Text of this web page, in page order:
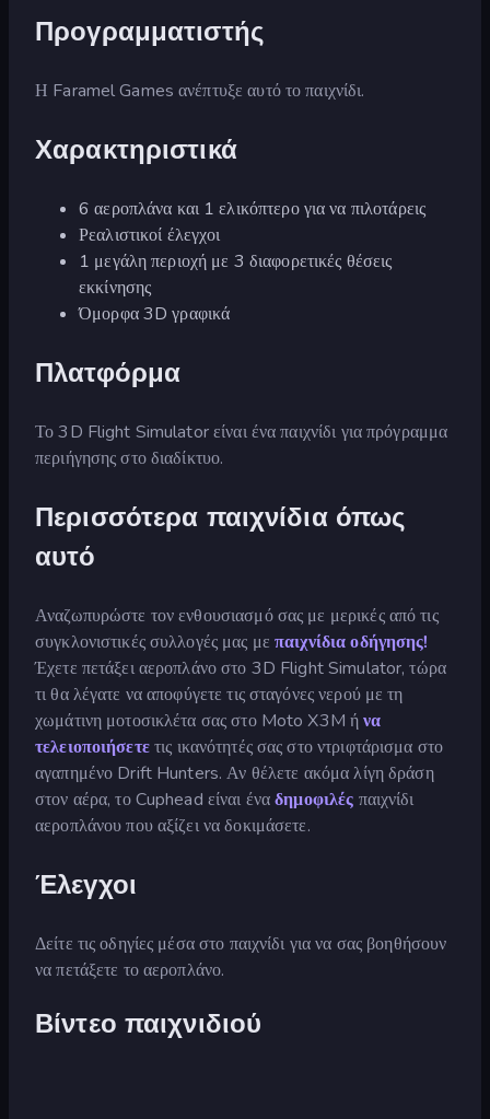
Προγραμματιστής
Η Faramel Games ανέπτυξε αυτό το παιχνίδι.
Χαρακτηριστικά
6 αεροπλάνα και 1 ελικόπτερο για να πιλοτάρεις
Ρεαλιστικοί έλεγχοι
1 μεγάλη περιοχή με 3 διαφορετικές θέσεις
εκκίνησης
Όμορφα 3D γραφικά
Πλατφόρμα
Το 3D Flight Simulator είναι ένα παιχνίδι για πρόγραμμα
περιήγησης στο διαδίκτυο.
Περισσότερα παιχνίδια όπως
αυτό
Αναζωπυρώστε τον ενθουσιασμό σας με μερικές από τις
συγκλονιστικές συλλογές μας μεπαιχνίδια οδήγησης!
Έχετε πετάξει αεροπλάνο στο 3D Flight Simulator, τώρα
τι θα λέγατε να αποφύγετε τις σταγόνες νερού με τη
χωμάτινη μοτοσικλέτα σας στο Moto X3M ήνα
τελειοποιήσετετις ικανότητές σας στο ντριφτάρισμα στο
αγαπημένο Drift Hunters. Αν θέλετε ακόμα λίγη δράση
στον αέρα, το Cuphead είναι έναδημοφιλές παιχνίδι
αεροπλάνου που αξίζει να δοκιμάσετε.
Έλεγχοι
Δείτε τις οδηγίες μέσα στο παιχνίδι για να σας βοηθήσουν
να πετάξετε το αεροπλάνο.
Βίντεο παιχνιδιού